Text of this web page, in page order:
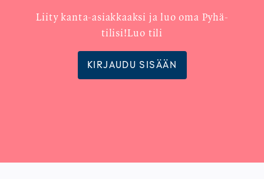
Liity kanta-asiakkaaksi ja luo oma Pyhä-
tilisi!Luo tili
KIRJAUDU SISÄÄN